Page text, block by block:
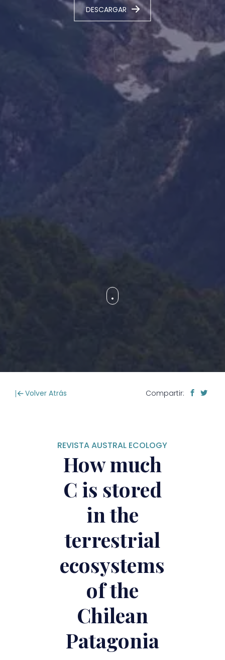
DESCARGAR
Volver Atrás Compartir:
REVISTA AUSTRAL ECOLOGY
How much
C is stored
in the
terrestrial
ecosystems
of the
Chilean
Patagonia